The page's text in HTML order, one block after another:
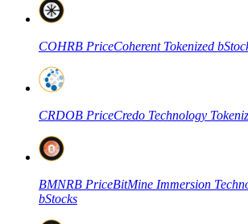
Futures USDC
COHRB PriceCoherent Tokenized
CRDOB PriceCredo Technology
BMNRB PriceBitMine Immersion
bStocks